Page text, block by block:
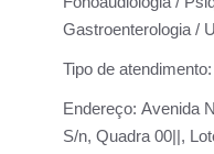
Gastroenterologia /
Tipo de atendimento:
Endereço: Avenida
S/n, Quadra 00||,